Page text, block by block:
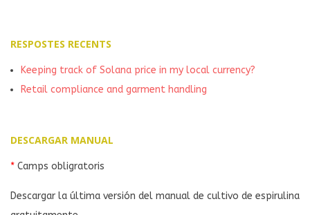
RESPOSTES RECENTS
Keeping track of Solana price in my local currency?
Retail compliance and garment handling
DESCARGAR MANUAL
* Camps obligratoris
Descargar la última versión del manual de cultivo de espirulina